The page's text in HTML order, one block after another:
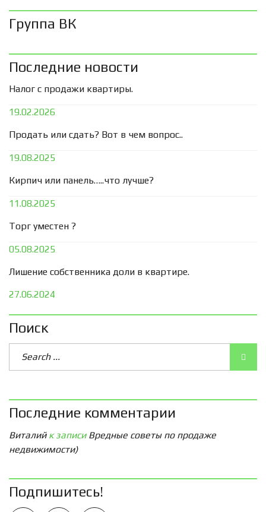
Группа ВК
Последние новости
Налог с продажи квартиры.
19.02.2026
Продать или сдать? Вот в чем вопрос..
19.08.2025
Кирпич или панель…..что лучше?
11.08.2025
Торг уместен ?
05.08.2025
Лишение собственника доли в квартире.
27.06.2024
Поиск
Последние комментарии
Виталийк записи Вредные советы по продаже
недвижимости)
Подпишитесь!